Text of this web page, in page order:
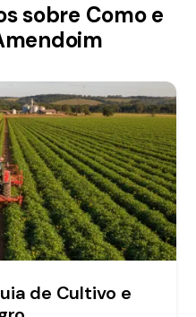
sobre Como e
de Cultivo e